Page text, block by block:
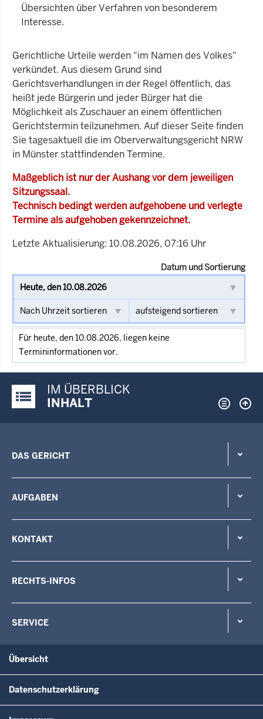
Übersichten über Verfahren von besonderem
Interesse.
Gerichtliche Urteile werden "im Namen des Volkes"
verkündet. Aus diesem Grund sind
Gerichtsverhandlungen in der Regel öffentlich, das
heißt jede Bürgerin und jeder Bürger hat die
Möglichkeit als Zuschauer an einem öffentlichen
Gerichtstermin teilzunehmen. Auf dieser Seite finden
Sie tagesaktuell die im Oberverwaltungsgericht NRW
in Münster stattfindenden Termine.
Maßgeblich ist nur der Aushang vor dem jeweiligen
Sitzungssaal.
Technisch bedingt werden aufgehobene und verlegte
Termine als aufgehoben gekennzeichnet.
Letzte Aktualisierung: 10.08.2026, 07:16 Uhr
Datum und Sortierung
Für heute, den 10.08.2026, liegen keine
Termininformationen vor.
Justiz-Portal im Überblick:
IM ÜBERBLICK
INHALT
DAS GERICHT
AUFGABEN
KONTAKT
RECHTS-INFOS
SERVICE
Übersicht
Datenschutzerklärung